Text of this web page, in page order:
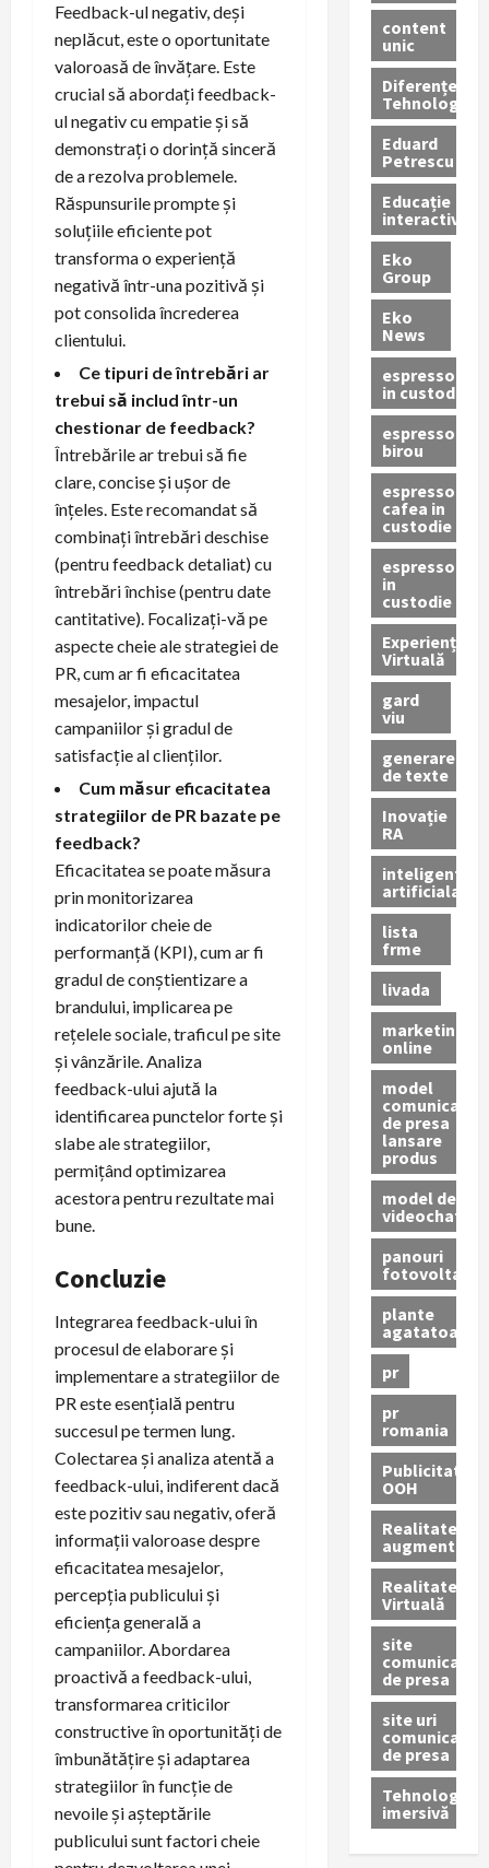
Feedback-ul negativ, deși
neplăcut, este o oportunitate
valoroasă de învățare. Este
crucial să abordați feedback-
ul negativ cu empatie și să
demonstrați o dorință sinceră
de a rezolva problemele.
Răspunsurile prompte și
soluțiile eficiente pot
transforma o experiență
negativă într-una pozitivă și
pot consolida încrederea
clientului.
Ce tipuri de întrebări ar
trebui să includ într-un
chestionar de feedback?
Întrebările ar trebui să fie
clare, concise și ușor de
înțeles. Este recomandat să
combinați întrebări deschise
(pentru feedback detaliat) cu
întrebări închise (pentru date
cantitative). Focalizați-vă pe
aspecte cheie ale strategiei de
PR, cum ar fi eficacitatea
mesajelor, impactul
campaniilor și gradul de
satisfacție al clienților.
Cum măsur eficacitatea
strategiilor de PR bazate pe
feedback?
Eficacitatea se poate măsura
prin monitorizarea
indicatorilor cheie de
performanță (KPI), cum ar fi
gradul de conștientizare a
brandului, implicarea pe
rețelele sociale, traficul pe site
și vânzările. Analiza
feedback-ului ajută la
identificarea punctelor forte și
slabe ale strategiilor,
permițând optimizarea
acestora pentru rezultate mai
bune.
Concluzie
Integrarea feedback-ului în
procesul de elaborare și
implementare a strategiilor de
PR este esențială pentru
succesul pe termen lung.
Colectarea și analiza atentă a
feedback-ului, indiferent dacă
este pozitiv sau negativ, oferă
informații valoroase despre
eficacitatea mesajelor,
percepția publicului și
eficiența generală a
campaniilor. Abordarea
proactivă a feedback-ului,
transformarea criticilor
constructive în oportunități de
îmbunătățire și adaptarea
strategiilor în funcție de
nevoile și așteptările
publicului sunt factori cheie
content
unic
Diferențe
Tehnologice
Eduard
Petrescu
Educație
interactivă
Eko
Group
Eko
News
espressoare
in custodie
espressor
birou
espressor
cafea in
custodie
espressor
in
custodie
Experiență
Virtuală
gard
viu
generare
de texte
Inovație
RA
inteligenta
artificiala
lista
frme
livada
marketing
online
model
comunicat
de presa
lansare
produs
model de
videochat
panouri
fotovoltaice
plante
agatatoare
pr
pr
romania
Publicitate
OOH
Realitatea
augmentată
Realitatea
Virtuală
site
comunicate
de presa
site uri
comunicate
de presa
Tehnologie
imersivă